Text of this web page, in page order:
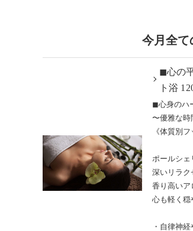
今月全て
◼︎心の
ト浴
◼︎心身のハ
〜優雅な時
《体質別
ポールシェ
深いリラク
香り高いア
心も軽く穏
・自律神